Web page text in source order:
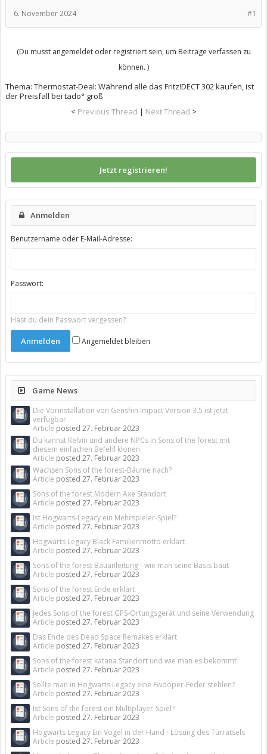
#1
6. November 2024
(Du musst angemeldet oder registriert sein, um Beiträge verfassen zu
können. )
Thema: Thermostat-Deal: Während alle das Fritz!DECT 302 kaufen, ist
der Preisfall bei tado° groß
< Previous Thread | Next Thread >
Jetzt registrieren!
Anmelden
Benutzername oder E-Mail-Adresse:
Passwort:
Hast du dein Passwort vergessen?
Angemeldet bleiben
Game News
Die Vorinstallation von Genshin Impact Version 3.5 ist jetzt
verfügbar
Article posted 27. Februar 2023
Du kannst Kelvin und andere NPCs in Sons of the forest mit
diesem einfachen Befehl klonen
Article posted 27. Februar 2023
Wachsen Sons of the forest-Bäume nach?
Article posted 27. Februar 2023
Sons of the forest Modern Axe Standort
Article posted 27. Februar 2023
Ist Hogwarts-Legacy ein Mehrspieler-Spiel?
Article posted 27. Februar 2023
Hogwarts Legacy Black Familienmotto erklärt
Article posted 27. Februar 2023
Sons of the forest Bauanleitung - wie man seine Basis baut
Article posted 27. Februar 2023
Sons of the forest Ende erklärt
Article posted 27. Februar 2023
Jedes Sons of the forest GPS-Ortungsgerät und seine Verwendung
Article posted 27. Februar 2023
Das Ende des Dead Space Remakes erklärt
Article posted 27. Februar 2023
Sons of the forest katana Standort und wie man es bekommt
Article posted 27. Februar 2023
Sollte man in Hogwarts Legacy eine Fwooper-Feder stehlen?
Article posted 27. Februar 2023
Ist Sons of the forest ein Multiplayer-Spiel?
Article posted 27. Februar 2023
Hogwarts Legacy Ein Vogel in der Hand - Lösung des Türrätsels
Article posted 27. Februar 2023